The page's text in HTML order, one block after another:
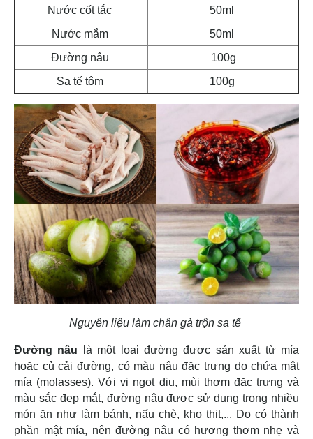
Nước cốt tắc
50ml
Nước mắm
50ml
Đường nâu
100g
Sa tế tôm
100g
Nguyên liệu làm chân gà trộn sa tế
Đường nâu
là một loại đường được sản xuất từ mía
hoặc củ cải đường, có màu nâu đặc trưng do chứa mật
mía (molasses). Với vị ngọt dịu, mùi thơm đặc trưng và
màu sắc đẹp mắt, đường nâu được sử dụng trong nhiều
món ăn như làm bánh, nấu chè, kho thịt,... Do có thành
phần mật mía, nên đường nâu có hương thơm nhẹ và